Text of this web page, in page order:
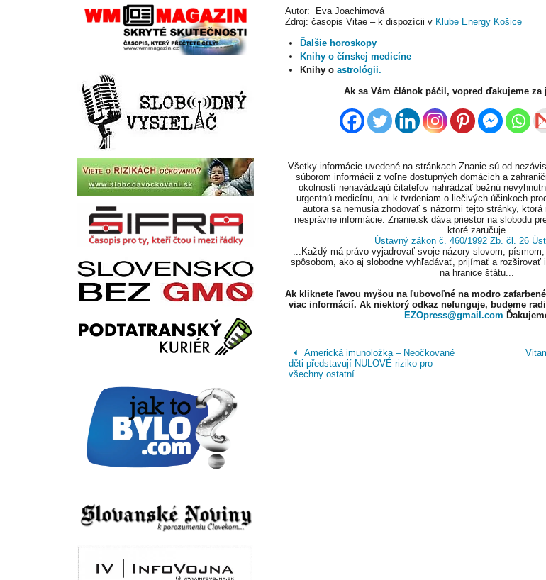
Autor: Eva Joachimová
Zdroj: časopis Vitae – k dispozícii v Klube Energy Košice
Ďalšie horoskopy
Knihy o čínskej medicíne
Knihy o astrológii.
Ak sa Vám článok páčil, vopred ďakujeme za
Všetky informácie uvedené na stránkach Znanie sú od
súborom informácii z voľne dostupných domácich a
okolností nenavádzajú čitateľov nahrádzať bežnú
urgentnú medicínu, ani k tvrdeniam o liečivých účinkoch
autora sa nemusia zhodovať s názormi tejto stránky,
nesprávne informácie. Znanie.sk dáva priestor na slobodu
ktoré zaručuje
Ústavný zákon č. 460/1992 Zb. čl. 26
...Každý má právo vyjadrovať svoje názory slovom,
spôsobom, ako aj slobodne vyhľadávať, prijímať a rozširovať
na hranice štátu...
Ak kliknete ľavou myšou na ľubovoľné na modro
viac informácií. Ak niektorý odkaz nefunguje, budeme
EZOpress@gmail.com
Americká imunoložka – Neočkované
děti představují NULOVÉ riziko pro
všechny ostatní